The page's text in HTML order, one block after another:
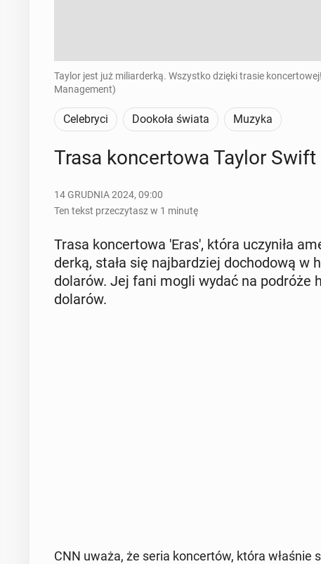
Taylor jest już miliarderką. Wszystko dzięki trasie
Management)
Celebryci Dookoła świata Muzyka
Trasa kon­cer­to­wa Taylor
14 GRUDNIA 2024, 09:00
Ten tekst przeczytasz w 1 minutę
Trasa kon­cer­to­wa 'Eras', która uczy­ni­ła
der­ką, stała się naj­bar­dziej do­cho­do­wą w
dolarów. Jej fani mogli wydać na podróże
dolarów.
CNN uważa, że seria kon­cer­tów, która właśnie